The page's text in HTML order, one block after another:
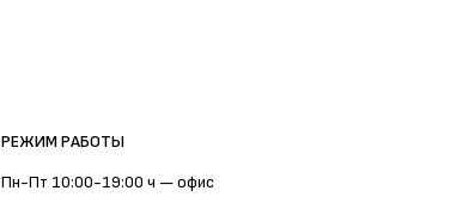
РЕЖИМ РАБОТЫ
Пн-Пт 10:00-19:00 ч — офис